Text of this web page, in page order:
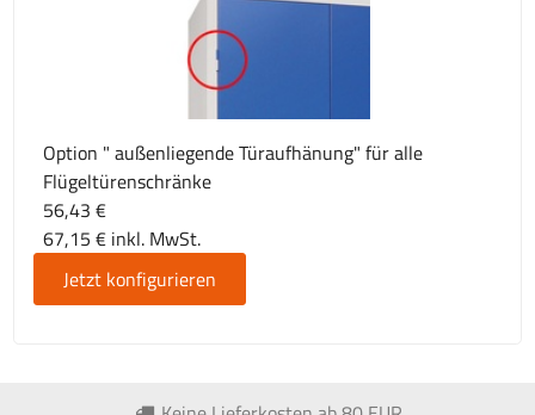
Option " außenliegende Türaufhänung" für alle
Flügeltürenschränke
56,43 €
67,15 € inkl. MwSt.
Jetzt konfigurieren